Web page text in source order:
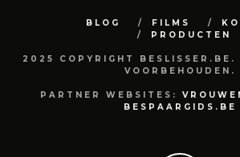
BLOG FILMS
PRODUCTEN
2025 COPYRIGHT BESLISSER.BE.
VOORBEHOUDEN.
PARTNER WEBSITES:
BESPAARGIDS.BE